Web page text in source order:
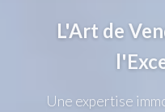
L'Art de
Une expertise